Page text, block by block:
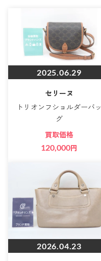
2025.06.29
セリーヌ
トリオンフショルダーバッ
グ
買取価格
120,000円
2026.04.23